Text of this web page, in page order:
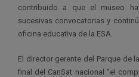
contribuido a que el museo
sucesivas convocatorias y
oficina educativa de la ESA.
El director gerente del Parque de
final del CanSat nacional “el